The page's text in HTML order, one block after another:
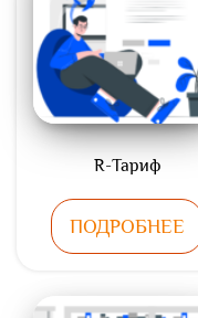
R-Тариф
ПОДРОБНЕЕ